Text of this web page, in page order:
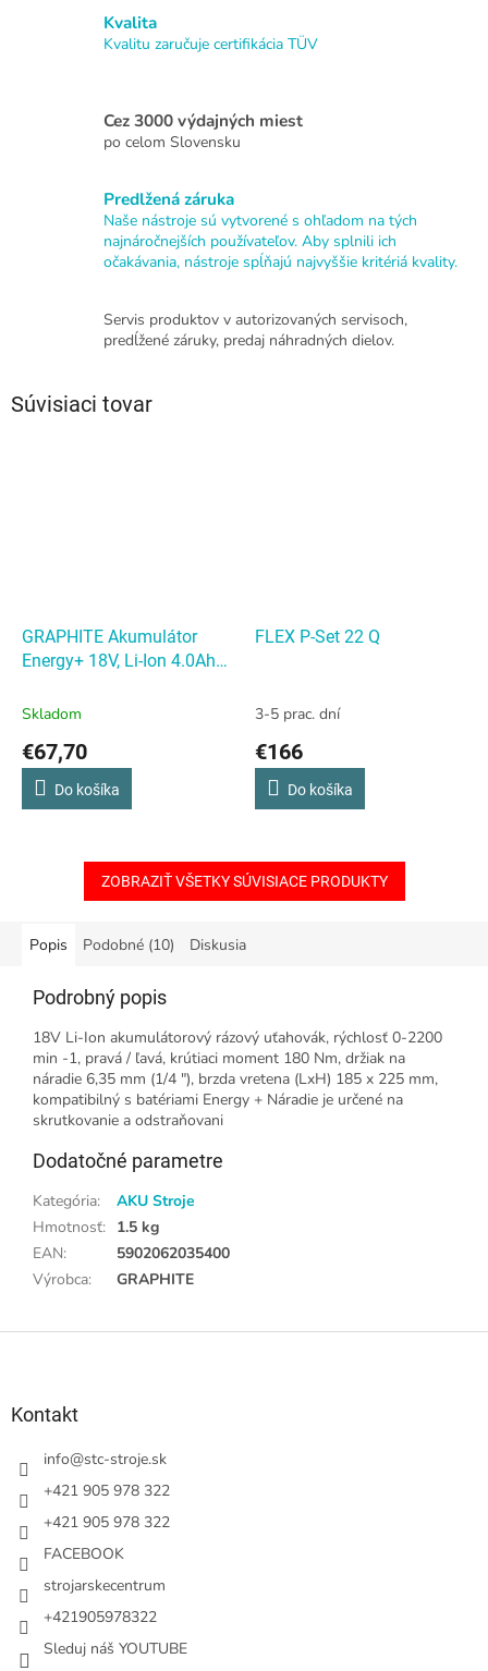
Kvalita
Kvalitu zaručuje certifikácia TÜV
Cez 3000 výdajných miest
po celom Slovensku
Predlžená záruka
Naše nástroje sú vytvorené s ohľadom na tých
najnáročnejších používateľov. Aby splnili ich
očakávania, nástroje spĺňajú najvyššie kritériá kvality.
Servis produktov v autorizovaných servisoch,
predĺžené záruky, predaj náhradných dielov.
Súvisiaci tovar
GRAPHITE Akumulátor
Energy+ 18V, Li-Ion 4.0Ah
Energy+ 18V, Li-Ion
Skladom
€67,70
Do košíka
FLEX P-Set 22 Q
3-5 prac. dní
€166
Do košíka
ZOBRAZIŤ VŠETKY SÚVISIACE PRODUKTY
Popis Podobné (10) Diskusia
Podrobný popis
18V Li-Ion akumulátorový rázový uťahovák, rýchlosť 0-2200
min -1, pravá / ľavá, krútiaci moment 180 Nm, držiak na
náradie 6,35 mm (1/4 "), brzda vretena (LxH) 185 x 225 mm,
kompatibilný s batériami Energy + Náradie je určené na
skrutkovanie a odstraňovani
Dodatočné parametre
Kategória:
AKU Stroje
Hmotnosť: 1.5 kg
EAN:
5902062035400
Výrobca: GRAPHITE
Kontakt
info@stc-stroje.sk
+421 905 978 322
+421 905 978 322
FACEBOOK
strojarskecentrum
+421905978322
Sleduj náš YOUTUBE